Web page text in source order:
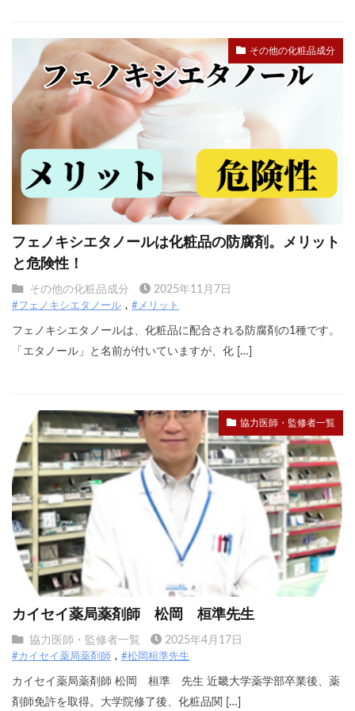
その他の化粧品成分
フェノキシエタノールは化粧品の防腐剤。メリット
と危険性！
その他の化粧品成分 2025年11月7日
#フェノキシエタノール #メリット
フェノキシエタノールは、化粧品に配合される防腐剤の1種です。
「エタノール」と名前が付いていますが、化 […]
協力医師・監修者一覧
カイセイ薬局薬剤師 松岡 桓準先生
協力医師・監修者一覧 2025年4月17日
#カイセイ薬局薬剤師 #松岡桓準先生
カイセイ薬局薬剤師 松岡 桓準 先生 近畿大学薬学部卒業後、薬
剤師免許を取得。大学院修了後、化粧品関 […]